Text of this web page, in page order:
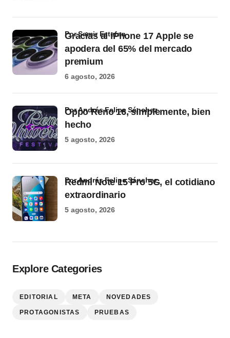
Gracias al iPhone 17 Apple se
apodera del 65% del mercado
premium
por Samir Estefan
6 agosto, 2026
Oppo Reno 16, simplemente, bien
hecho
por Andrés Felipe Sánchez
5 agosto, 2026
Redmi Note 15 Pro 5G, el cotidiano
extraordinario
por Andrés Felipe Sánchez
5 agosto, 2026
Explore Categories
EDITORIAL META NOVEDADES
PROTAGONISTAS PRUEBAS